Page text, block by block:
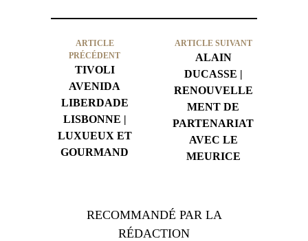
ARTICLE
PRÉCÉDENT
TIVOLI
AVENIDA
LIBERDADE
LISBONNE |
LUXUEUX ET
GOURMAND
ARTICLE SUIVANT
ALAIN
DUCASSE |
RENOUVELLE
MENT DE
PARTENARIAT
AVEC LE
MEURICE
RECOMMANDÉ PAR LA
RÉDACTION